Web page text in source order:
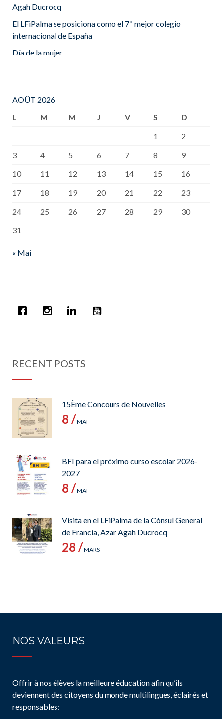
Agah Ducrocq
El LFiPalma se posiciona como el 7º mejor colegio
internacional de España
Día de la mujer
AOÛT 2026
L
M M J V S
D
1
2
3
4 5 6 7 8
9
10
11 12 13 14 15
16
17
18 19 20 21 22
23
24
25 26 27 28 29
30
31
« Mai
RECENT POSTS
15Ème Concours de Nouvelles
8 /MAI
BFI para el próximo curso escolar 2026-
2027
8 /MAI
Visita en el LFiPalma de la Cónsul General
de Francia, Azar Agah Ducrocq
28 /MARS
NOS VALEURS
Offrir à nos élèves la meilleure éducation afin qu’ils
deviennent des citoyens du monde multilingues, éclairés et
responsables: